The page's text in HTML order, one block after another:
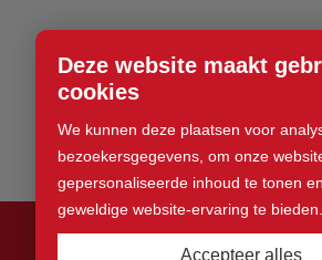
Deze website maakt
cookies
We kunnen deze plaatsen voor
bezoekersgegevens, om onze
gepersonaliseerde inhoud te tonen
geweldige website-ervaring te bieden.
Accepteer alles